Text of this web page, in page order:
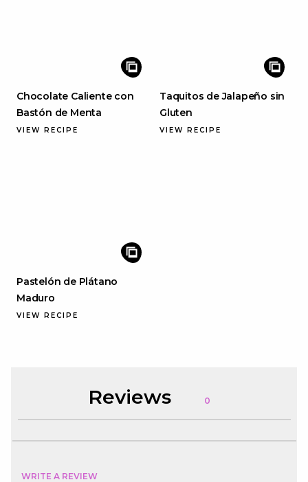
Chocolate Caliente con
Bastón de Menta
VIEW RECIPE
Taquitos de Jalapeño sin
Gluten
VIEW RECIPE
Pastelón de Plátano
Maduro
VIEW RECIPE
Reviews 0
WRITE A REVIEW